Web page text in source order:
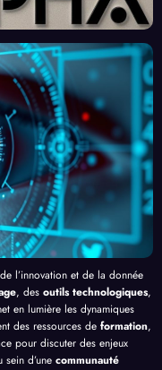
et
finiss
ent
l’Effi
cacit
é de
l’IA
l’innovation et de la donnée
, des outils technologiques,
en lumière les dynamiques
des ressources de formation,
pour discuter des enjeux
sein d’une communauté